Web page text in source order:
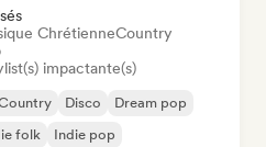
ChrétienneCountry
impactante(s)
Disco
Dream pop
folk Indie pop